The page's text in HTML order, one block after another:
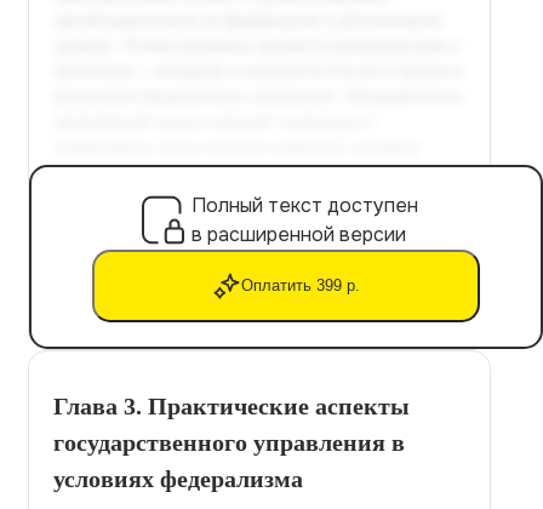
Полный текст доступен
в расширенной версии
Оплатить 399 р.
Глава 3. Практические аспекты
государственного управления в
условиях федерализма